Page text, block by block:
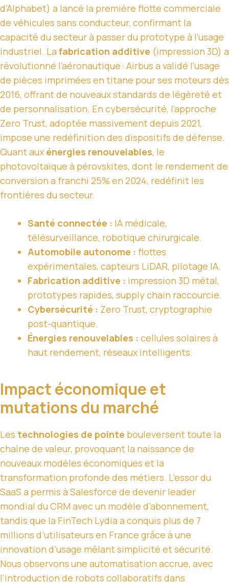
d’Alphabet) a lancé la première flotte commerciale
de véhicules sans conducteur, confirmant la
capacité du secteur à passer du prototype à l’usage
industriel. La fabrication additive (impression 3D) a
révolutionné l’aéronautique : Airbus a validé l’usage
de pièces imprimées en titane pour ses moteurs dès
2016, offrant de nouveaux standards de légèreté et
de personnalisation. En cybersécurité, l’approche
Zero Trust, adoptée massivement depuis 2021,
impose une redéfinition des dispositifs de défense.
Quant aux énergies renouvelables, le
photovoltaïque à pérovskites, dont le rendement de
conversion a franchi 25% en 2024, redéfinit les
frontières du secteur.
Santé connectée : IA médicale,
télésurveillance, robotique chirurgicale.
Automobile autonome : flottes
expérimentales, capteurs LiDAR, pilotage IA.
Fabrication additive : impression 3D métal,
prototypes rapides, supply chain raccourcie.
Cybersécurité : Zero Trust, cryptographie
post-quantique.
Énergies renouvelables : cellules solaires à
haut rendement, réseaux intelligents.
Impact économique et
mutations du marché
Les technologies de pointe bouleversent toute la
chaîne de valeur, provoquant la naissance de
nouveaux modèles économiques et la
transformation profonde des métiers. L’essor du
SaaS a permis à Salesforce de devenir leader
mondial du CRM avec un modèle d’abonnement,
tandis que la FinTech Lydia a conquis plus de 7
millions d’utilisateurs en France grâce à une
innovation d’usage mêlant simplicité et sécurité.
Nous observons une automatisation accrue, avec
l’introduction de robots collaboratifs dans